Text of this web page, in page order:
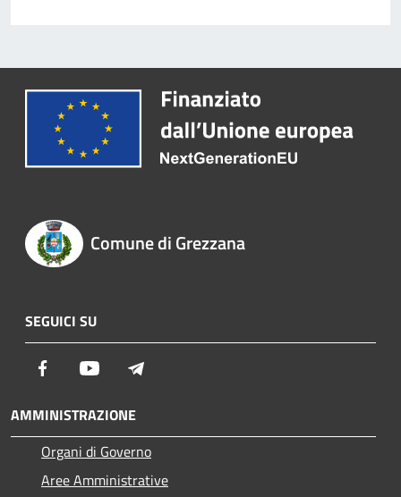
Comune di Grezzana
SEGUICI SU
Facebook Youtube
AMMINISTRAZIONE
Organi di Governo
Aree Amministrative